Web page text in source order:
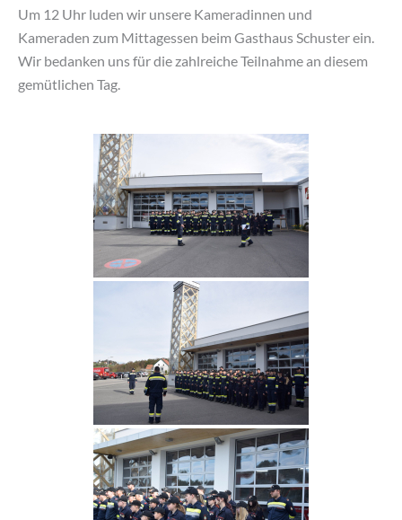
Um 12 Uhr luden wir unsere Kameradinnen und
Kameraden zum Mittagessen beim Gasthaus Schuster ein.
Wir bedanken uns für die zahlreiche Teilnahme an diesem
gemütlichen Tag.